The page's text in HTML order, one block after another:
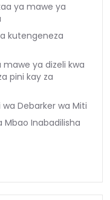
ya mawe ya
kutengeneza
ya dizeli kwa
pini kay za
Debarker wa Miti
Mbao Inabadilisha